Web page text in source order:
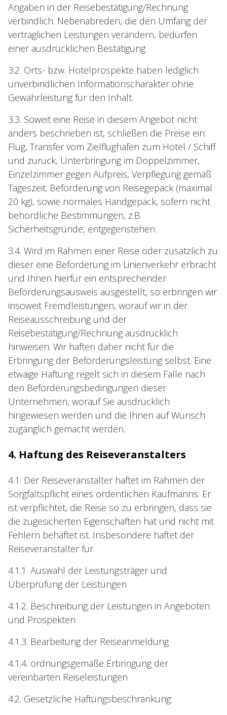
Angaben in der Reisebestätigung/Rechnung
verbindlich. Nebenabreden, die den Umfang der
vertraglichen Leistungen verändern, bedürfen
einer ausdrücklichen Bestätigung.
3.2. Orts- bzw. Hotelprospekte haben lediglich
unverbindlichen Informationscharakter ohne
Gewährleistung für den Inhalt.
3.3. Soweit eine Reise in diesem Angebot nicht
anders beschrieben ist, schließen die Preise ein:
Flug, Transfer vom Zielflughafen zum Hotel / Schiff
und zurück, Unterbringung im Doppelzimmer,
Einzelzimmer gegen Aufpreis, Verpflegung gemäß
Tageszeit. Beförderung von Reisegepäck (maximal
20 kg), sowie normales Handgepäck, sofern nicht
behördliche Bestimmungen, z.B.
Sicherheitsgründe, entgegenstehen.
3.4. Wird im Rahmen einer Reise oder zusätzlich zu
dieser eine Beförderung im Linienverkehr erbracht
und Ihnen hierfür ein entsprechender
Beförderungsausweis ausgestellt, so erbringen wir
insoweit Fremdleistungen, worauf wir in der
Reiseausschreibung und der
Reisebestätigung/Rechnung ausdrücklich
hinweisen. Wir haften daher nicht für die
Erbringung der Beförderungsleistung selbst. Eine
etwaige Haftung regelt sich in diesem Falle nach
den Beförderungsbedingungen dieser
Unternehmen, worauf Sie ausdrücklich
hingewiesen werden und die Ihnen auf Wunsch
zugänglich gemacht werden.
4. Haftung des Reiseveranstalters
4.1. Der Reiseveranstalter haftet im Rahmen der
Sorgfaltspflicht eines ordentlichen Kaufmanns. Er
ist verpflichtet, die Reise so zu erbringen, dass sie
die zugesicherten Eigenschaften hat und nicht mit
Fehlern behaftet ist. Insbesondere haftet der
Reiseveranstalter für
4.1.1. Auswahl der Leistungsträger und
Überprüfung der Leistungen
4.1.2. Beschreibung der Leistungen in Angeboten
und Prospekten
4.1.3. Bearbeitung der Reiseanmeldung
4.1.4. ordnungsgemäße Erbringung der
vereinbarten Reiseleistungen
4.2. Gesetzliche Haftungsbeschränkung: